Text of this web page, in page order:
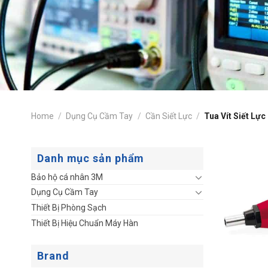
Home / Dụng Cụ Cầm Tay / Cần Siết Lực / Tua Vít Siết Lực
Danh mục sản phẩm
Bảo hộ cá nhân 3M
Dụng Cụ Cầm Tay
Thiết Bị Phòng Sạch
Thiết Bị Hiệu Chuẩn Máy Hàn
Brand